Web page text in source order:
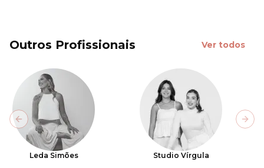
Outros Profissionais Ver todos
Leda Simões Studio Vírgula
Previous slide